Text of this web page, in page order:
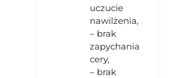
uczucie
nawilżenia,
– brak
zapychania
cery,
– brak